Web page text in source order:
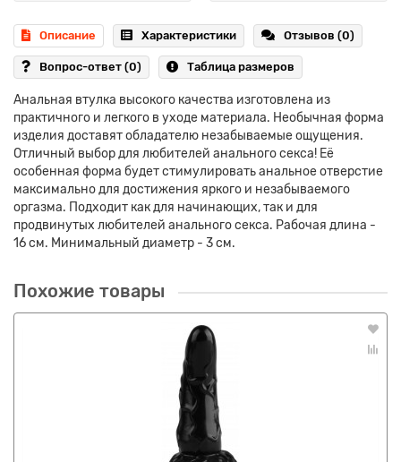
Описание Характеристики Отзывов (0)
Вопрос-ответ (0) Таблица размеров
Анальная втулка высокого качества изготовлена из
практичного и легкого в уходе материала. Необычная форма
изделия доставят обладателю незабываемые ощущения.
Отличный выбор для любителей анального секса! Её
особенная форма будет стимулировать анальное отверстие
максимально для достижения яркого и незабываемого
оргазма. Подходит как для начинающих, так и для
продвинутых любителей анального секса. Рабочая длина -
16 см. Минимальный диаметр - 3 см.
Похожие товары